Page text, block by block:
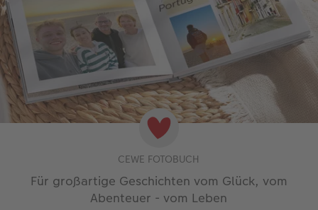
CEWE FOTOBUCH
Für großartige Geschichten vom Glück, vom
Abenteuer - vom Leben